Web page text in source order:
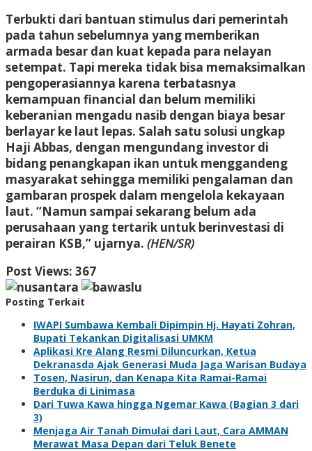
Terbukti dari bantuan stimulus dari pemerintah
pada tahun sebelumnya yang memberikan
armada besar dan kuat kepada para nelayan
setempat. Tapi mereka tidak bisa memaksimalkan
pengoperasiannya karena terbatasnya
kemampuan financial dan belum memiliki
keberanian mengadu nasib dengan biaya besar
berlayar ke laut lepas. Salah satu solusi ungkap
Haji Abbas, dengan mengundang investor di
bidang penangkapan ikan untuk menggandeng
masyarakat sehingga memiliki pengalaman dan
gambaran prospek dalam mengelola kekayaan
laut. “Namun sampai sekarang belum ada
perusahaan yang tertarik untuk berinvestasi di
perairan KSB,” ujarnya. (HEN/SR)
Post Views: 367
Posting Terkait
IWAPI Sumbawa Kembali Dipimpin Hj. Hayati Zohran,
Bupati Tekankan Digitalisasi UMKM
Aplikasi Kre Alang Resmi Diluncurkan, Ketua
Dekranasda Ajak Generasi Muda Jaga Warisan Budaya
Tosen, Nasirun, dan Kenapa Kita Ramai-Ramai
Berduka di Linimasa
Dari Tuwa Kawa hingga Ngemar Kawa (Bagian 3 dari
3)
Menjaga Air Tanah Dimulai dari Laut, Cara AMMAN
Merawat Masa Depan dari Teluk Benete